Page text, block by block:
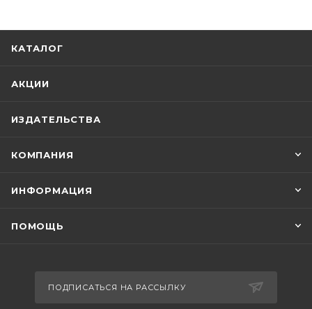
КАТАЛОГ
АКЦИИ
ИЗДАТЕЛЬСТВА
КОМПАНИЯ
ИНФОРМАЦИЯ
ПОМОЩЬ
ПОДПИСАТЬСЯ НА РАССЫЛКУ